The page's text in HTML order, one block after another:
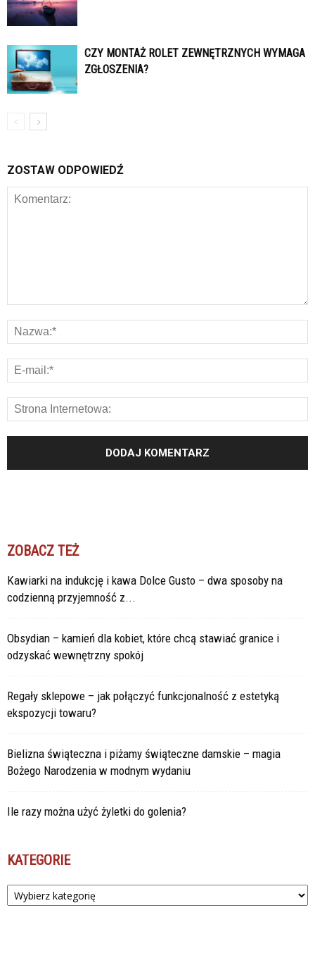
CZY MONTAŻ ROLET ZEWNĘTRZNYCH WYMAGA
ZGŁOSZENIA?
ZOSTAW ODPOWIEDŹ
ZOBACZ TEŻ
Kawiarki na indukcję i kawa Dolce Gusto – dwa sposoby na
codzienną przyjemność z...
Obsydian – kamień dla kobiet, które chcą stawiać granice i
odzyskać wewnętrzny spokój
Regały sklepowe – jak połączyć funkcjonalność z estetyką
ekspozycji towaru?
Bielizna świąteczna i piżamy świąteczne damskie – magia
Bożego Narodzenia w modnym wydaniu
Ile razy można użyć żyletki do golenia?
KATEGORIE
Kategorie